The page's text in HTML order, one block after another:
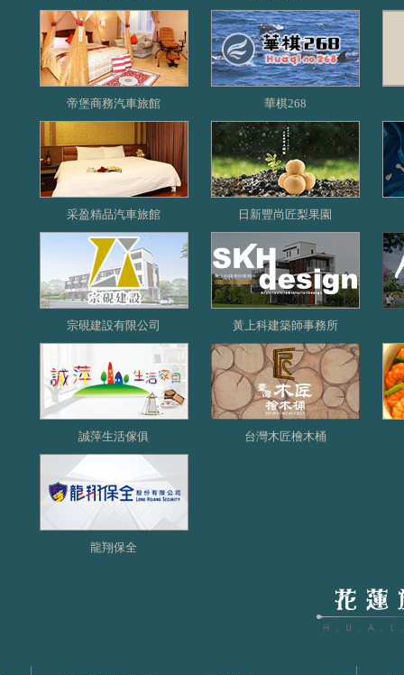
帝堡商務汽車旅館 華棋268
采盈精品汽車旅館 日新豐尚匠梨果園
宗硯建設有限公司 黃上科建築師事務所
誠萍生活傢俱 台灣木匠檜木桶
龍翔保全